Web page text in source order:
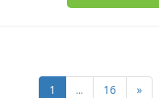
1 ... 16 »